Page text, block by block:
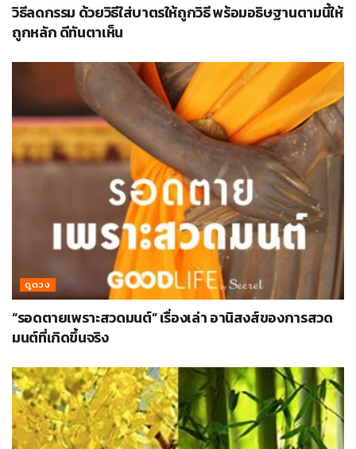
วิธีลดกรรม ด้วยวิธีใส่บาตรให้ถูกวิธี พร้อมอธิษฐานตามนี้ให้
ถูกหลัก ดีทันตาเห็น
ดูดวง
“รอดตายเพราะสวดมนต์” เรื่องเล่า อานิสงส์ของการสวด
มนต์ที่เกิดขึ้นจริง